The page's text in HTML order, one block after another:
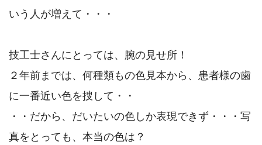
いう人が増えて・・・
技工士さんにとっては、腕の見せ所！
２年前までは、何種類もの色見本から、患者様の歯
に一番近い色を捜して・・
・・だから、だいたいの色しか表現できず・・・写
真をとっても、本当の色は？